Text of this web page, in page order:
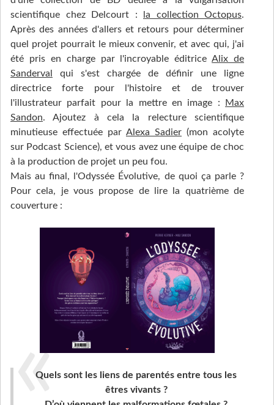
scientifique chez Delcourt :
la collection Octopus.
Après des années d'allers et retours pour déterminer
quel projet pourrait le mieux convenir, et avec qui, j'ai
été pris en charge par l'incroyable éditriceAlix de
Sanderval
qui s'est chargée de définir une ligne
directrice forte pour l'histoire et de trouver
l'illustrateur parfait pour la mettre en image :
Max
Sandon. Ajoutez à cela la relecture scientifique
minutieuse effectuée par Alexa Sadier (mon acolyte
sur Podcast Science), et vous avez une équipe de choc
à la production de projet un peu fou.
Mais au final, l'Odyssée Évolutive, de quoi ça parle ?
Pour cela, je vous propose de lire la quatrième de
couverture :
Quels sont les liens de parentés entre tous les
êtres vivants ?